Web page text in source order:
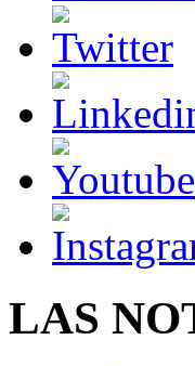
LAS